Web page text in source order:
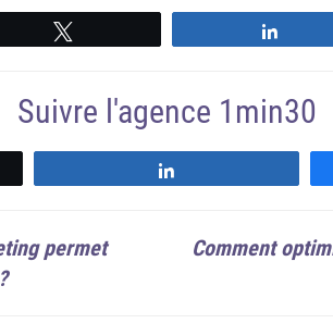
Suivre l'agence 1min30
permet
Comment